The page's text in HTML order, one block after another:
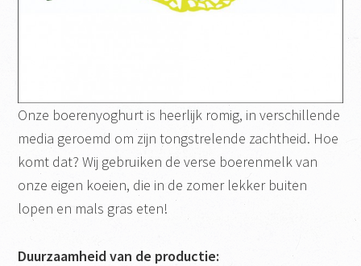
Onze boerenyoghurt is heerlijk romig, in verschillende
media geroemd om zijn tongstrelende zachtheid. Hoe
komt dat? Wij gebruiken de verse boerenmelk van
onze eigen koeien, die in de zomer lekker buiten
lopen en mals gras eten!
Duurzaamheid van de productie: